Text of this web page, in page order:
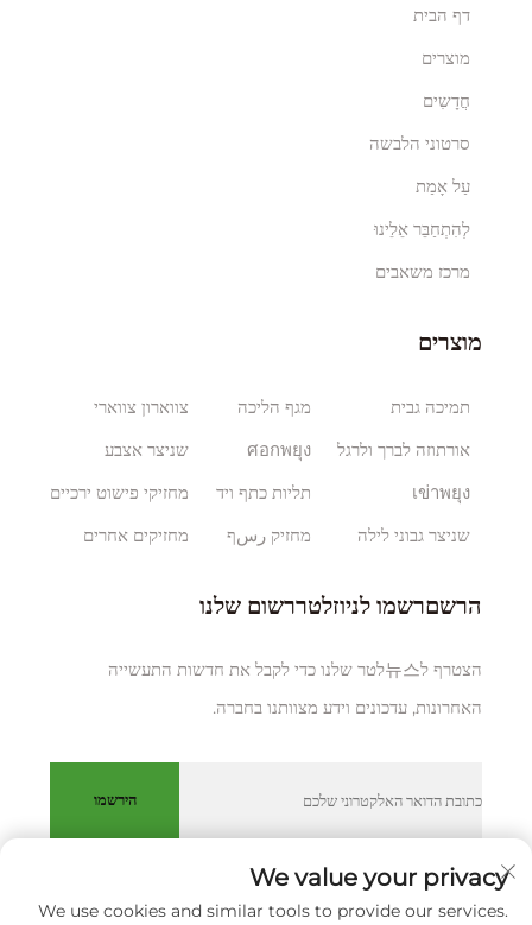
דף הבית
מוצרים
חֲדָשִים
סרטוני הלבשה
עַל אָמַת
לְהִתְחַבֵּר אֵלֵינוּ
מרכז משאבים
מוצרים
תמיכה גבית
אורתוזה לברך ולרגל
เข่าพยุง
שניצר גבוני לילה
מגף הליכה
ศอกพยุง
תליות כתף ויד
מחזיק رسף
צווארון צווארי
שניצר אצבע
מחזיקי פישוט ירכיים
מחזיקים אחרים
הרשםרשמו לניוזלטררשום שלנו
הצטרף ל뉴스לטר שלנו כדי לקבל את חדשות התעשייה
האחרונות, עדכונים וידע מצוותנו בחברה.
הירשמו
כל הזכויות שמורות © XIAMEN HUAKANG ORTHOPEDIC CO.,
We value your privacy
We use cookies and similar tools to provide our services.